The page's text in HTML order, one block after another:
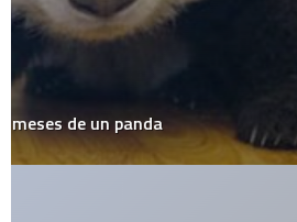
¿Cómo vuela David Copperfield?